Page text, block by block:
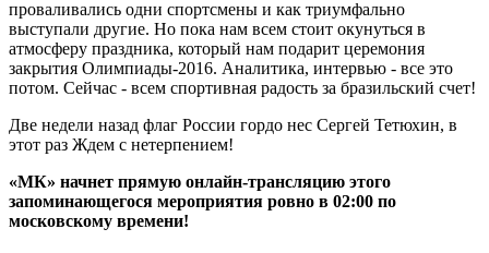
проваливались одни спортсмены и как триумфально
выступали другие. Но пока нам всем стоит окунуться в
атмосферу праздника, который нам подарит церемония
закрытия Олимпиады-2016. Аналитика, интервью - все это
потом. Сейчас - всем спортивная радость за бразильский счет!
Две недели назад флаг России гордо нес Сергей Тетюхин, в
этот раз Ждем с нетерпением!
«МК» начнет прямую онлайн-трансляцию этого
запоминающегося мероприятия ровно в 02:00 по
московскому времени!